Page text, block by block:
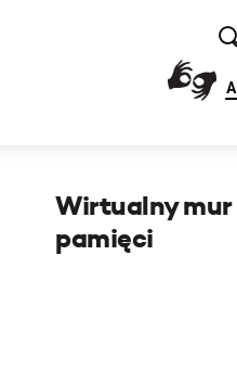
A
Wirtualny mur
pamięci